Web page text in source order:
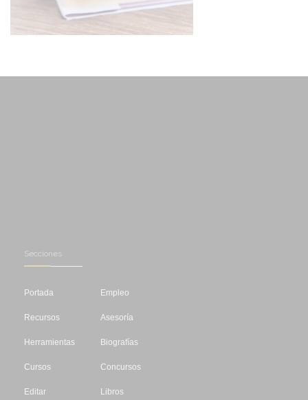
Secciones
Portada
Recursos
Herramientas
Cursos
Editar
Empleo
Asesoría
Biografías
Concursos
Libros